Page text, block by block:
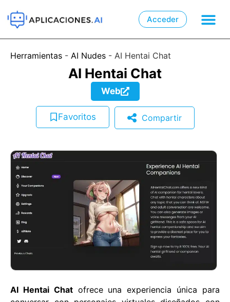
Acceder
Herramientas - AI Nudes - AI Hentai Chat
AI Hentai Chat
Web
Favoritos Compartir
AI Hentai Chatofrece una experiencia única para